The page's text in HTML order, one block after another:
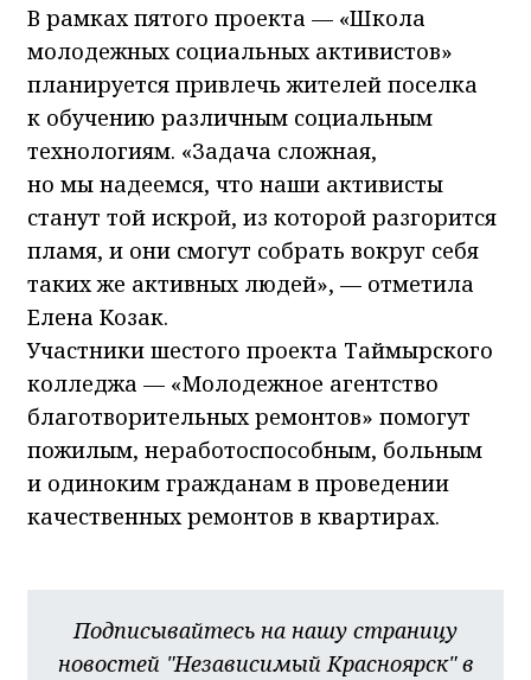
В рамках пятого проекта — «Школа
молодежных социальных активистов»
планируется привлечь жителей поселка
к обучению различным социальным
технологиям. «Задача сложная,
но мы надеемся, что наши активисты
станут той искрой, из которой разгорится
пламя, и они смогут собрать вокруг себя
таких же активных людей», — отметила
Елена Козак.
Участники шестого проекта Таймырского
колледжа — «Молодежное агентство
благотворительных ремонтов» помогут
пожилым, неработоспособным, больным
и одиноким гражданам в проведении
качественных ремонтов в квартирах.
Подписывайтесь на нашу страницу
новостей "Независимый Красноярск" в